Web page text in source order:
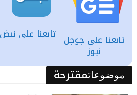
تابعنا على نبض تابعنا على جوجل
نيوز
موضوعاتمقترحة